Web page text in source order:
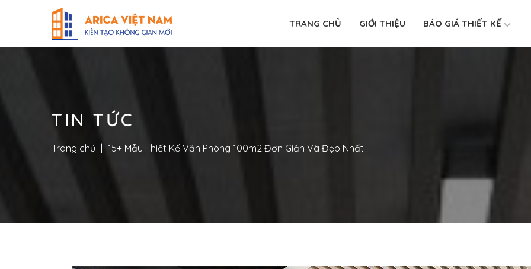
TRANG CHỦ GIỚI THIỆU BÁO GIÁ THIẾT KẾ
TIN TỨC
Trang chủ 15+ Mẫu Thiết Kế Văn Phòng 100m2 Đơn Giản Và Đẹp Nhất